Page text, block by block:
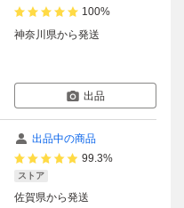
100%
神奈川県から発送
出品
出品中の商品
99.3%
ストア
佐賀県から発送